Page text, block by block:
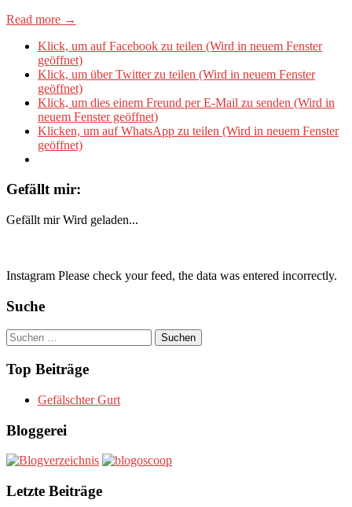
Read more →
Klick, um auf Facebook zu teilen (Wird in neuem Fenster
geöffnet)
Klick, um über Twitter zu teilen (Wird in neuem Fenster
geöffnet)
Klick, um dies einem Freund per E-Mail zu senden (Wird in
neuem Fenster geöffnet)
Klicken, um auf WhatsApp zu teilen (Wird in neuem Fenster
geöffnet)
Gefällt mir:
Gefällt mir Wird geladen...
Instagram Please check your feed, the data was entered incorrectly.
Suche
Suchen
nach:
Top Beiträge
Gefälschter Gurt
Bloggerei
Letzte Beiträge